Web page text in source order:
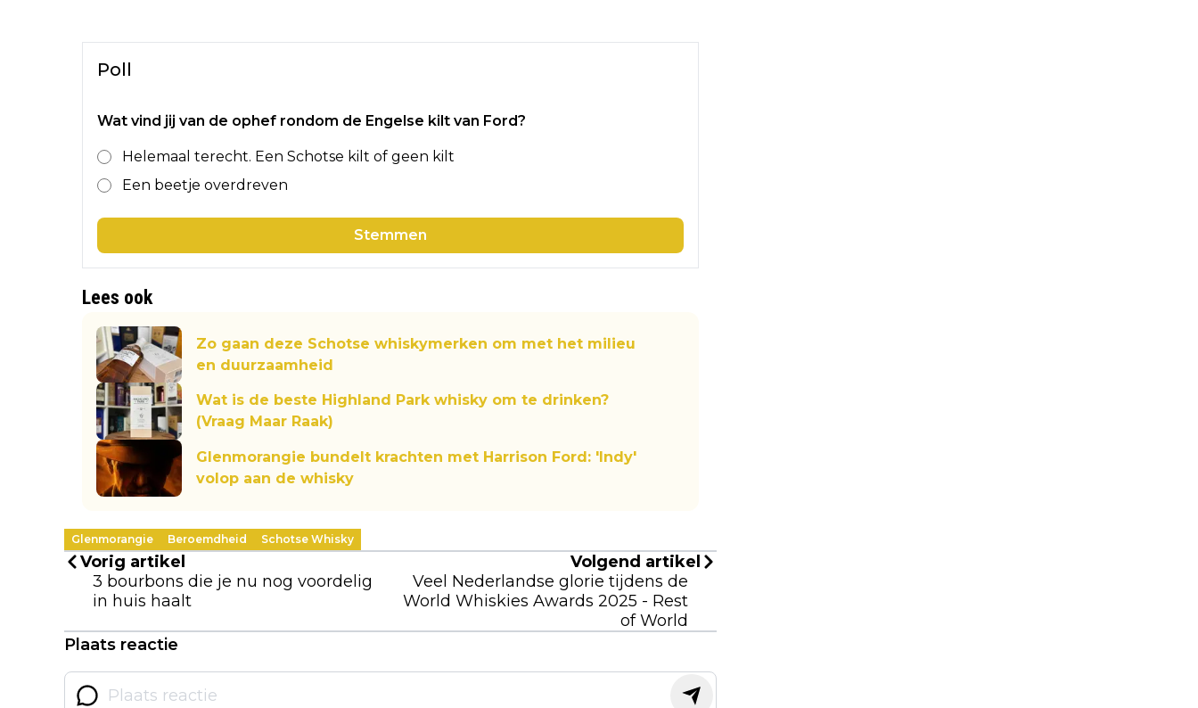
Poll
Wat vind jij van de ophef rondom de Engelse kilt van Ford?
Helemaal terecht. Een Schotse kilt of geen kilt
Een beetje overdreven
Stemmen
Lees ook
Zo gaan deze Schotse whiskymerken om met het milieu
en duurzaamheid
Wat is de beste Highland Park whisky om te drinken?
(Vraag Maar Raak)
Glenmorangie bundelt krachten met Harrison Ford: 'Indy'
volop aan de whisky
Glenmorangie Beroemdheid Schotse Whisky
Vorig artikel
3 bourbons die je nu nog voordelig
in huis haalt
Volgend artikel
Veel Nederlandse glorie tijdens de
World Whiskies Awards 2025 - Rest
of World
Plaats reactie